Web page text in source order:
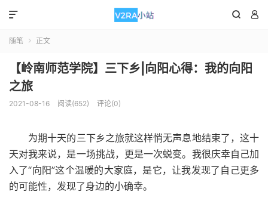
 

随笔  正文
【岭南师范学院】三下乡|向阳心得：我的向阳
之旅
2021-08-16 阅读(652) 评论(0)
为期十天的三下乡之旅就这样悄无声息地结束了，这十
天对我来说，是一场挑战，更是一次蜕变。我很庆幸自己加
入了“向阳”这个温暖的大家庭，是它，让我发现了自己更多
的可能性，发现了身边的小确幸。